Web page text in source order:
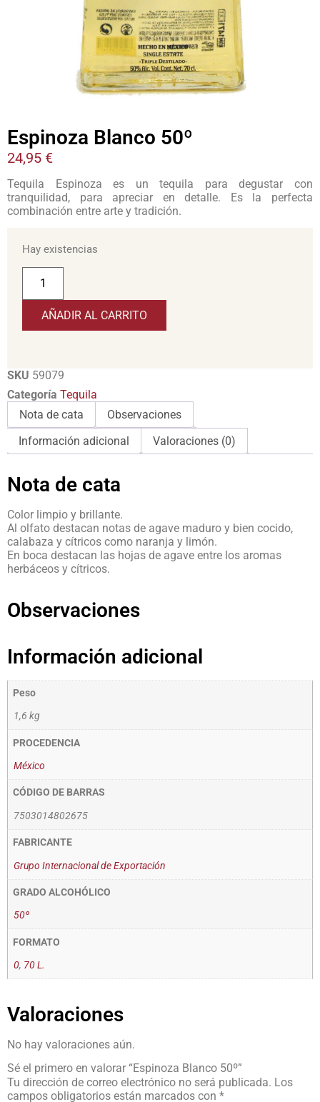
Espinoza Blanco 50º
24,95 €
Tequila Espinoza es un tequila para degustar con
tranquilidad, para apreciar en detalle. Es la perfecta
combinación entre arte y tradición.
Hay existencias
AÑADIR AL CARRITO
SKU 59079
Categoría Tequila
Nota de cata
Observaciones
Información adicional
Valoraciones (0)
Nota de cata
Color limpio y brillante.
Al olfato destacan notas de agave maduro y bien cocido,
calabaza y cítricos como naranja y limón.
En boca destacan las hojas de agave entre los aromas
herbáceos y cítricos.
Observaciones
Información adicional
Peso
1,6 kg
PROCEDENCIA
México
CÓDIGO DE BARRAS
7503014802675
FABRICANTE
Grupo Internacional de Exportación
GRADO ALCOHÓLICO
50º
FORMATO
0, 70 L.
Valoraciones
No hay valoraciones aún.
Sé el primero en valorar “Espinoza Blanco 50º”
Tu dirección de correo electrónico no será publicada. Los
campos obligatorios están marcados con *